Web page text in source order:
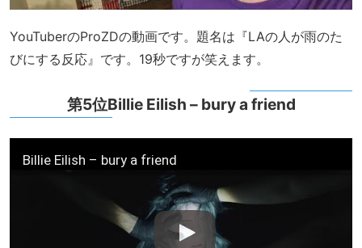
YouTuberのProZDの動画です。題名は『LAの人が雨のた
びにする反応』です。19秒ですが笑えます。
第5位Billie Eilish – bury a friend
Billie Eilish – bury a friend